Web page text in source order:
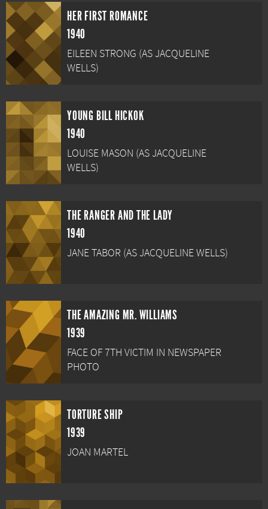
HER FIRST ROMANCE
1940
EILEEN STRONG (AS JACQUELINE
WELLS)
YOUNG BILL HICKOK
1940
LOUISE MASON (AS JACQUELINE
WELLS)
THE RANGER AND THE LADY
1940
JANE TABOR (AS JACQUELINE WELLS)
THE AMAZING MR. WILLIAMS
1939
FACE OF 7TH VICTIM IN NEWSPAPER
PHOTO
TORTURE SHIP
1939
JOAN MARTEL